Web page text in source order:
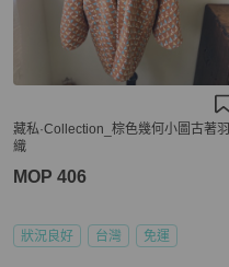
藏私·Collection_棕色幾何小圖古著羽
織
MOP 406
狀況良好 台灣 免運